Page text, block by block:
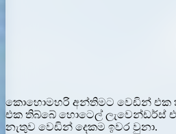
කොහොමහරි අන්තිමට වෙඩින් එක
එක තිබ්බේ හොටෙල් ලැවෙන්ඩර්ස්
නැතුව වෙඩින් දෙකම ඉවර වුනා.